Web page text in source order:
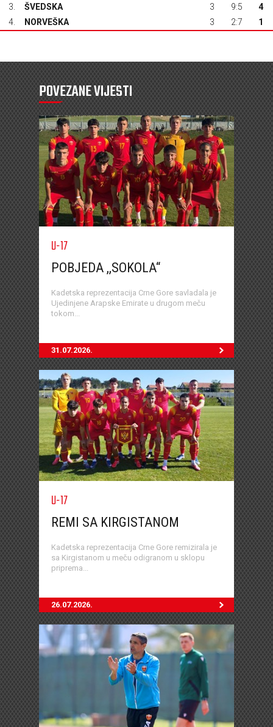
3. ŠVEDSKA 3 9:5
4
4.
NORVEŠKA 3 2:7 1
POVEZANE VIJESTI
U-17
POBJEDA ,,SOKOLA“
Kadetska reprezentacija Crne Gore savladala je
Ujedinjene Arapske Emirate u drugom meču
tokom...
31.07.2026.
U-17
REMI SA KIRGISTANOM
Kadetska reprezentacija Crne Gore remizirala je
sa Kirgistanom u meču odigranom u sklopu
priprema...
26.07.2026.